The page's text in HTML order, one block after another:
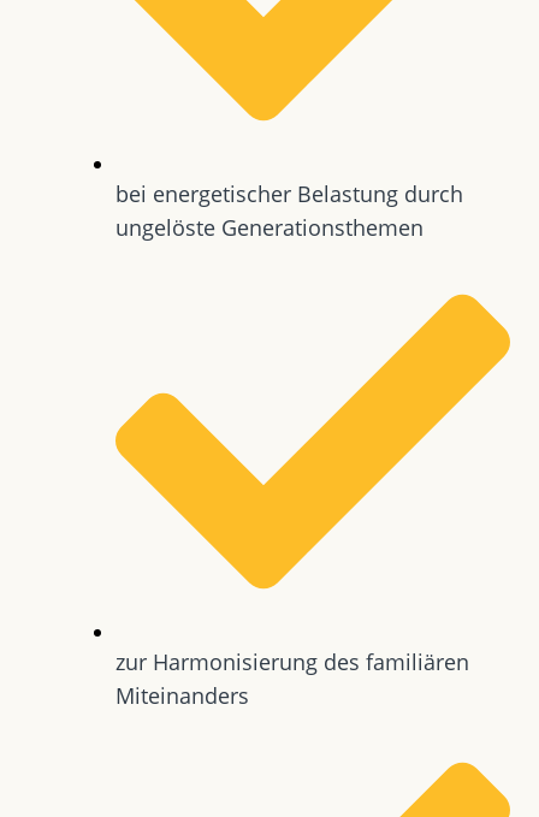
bei energetischer Belastung durch
ungelöste Generationsthemen
zur Harmonisierung des familiären
Miteinanders